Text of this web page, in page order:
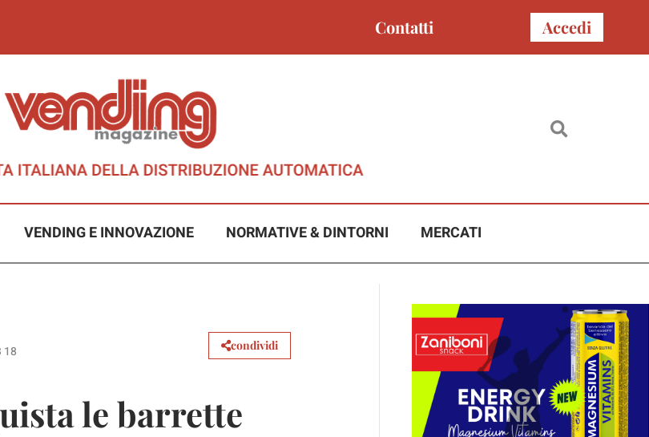
Contatti Accedi
VENDING E INNOVAZIONE NORMATIVE & DINTORNI MERCATI
18 condividi
le barrette